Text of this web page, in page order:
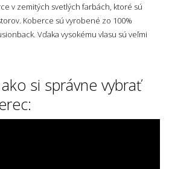
v zemitých svetlých farbách, ktoré sú
Koberce sú vyrobené zo 100%
Vďaka vysokému vlasu sú veľmi
si správne vybrať